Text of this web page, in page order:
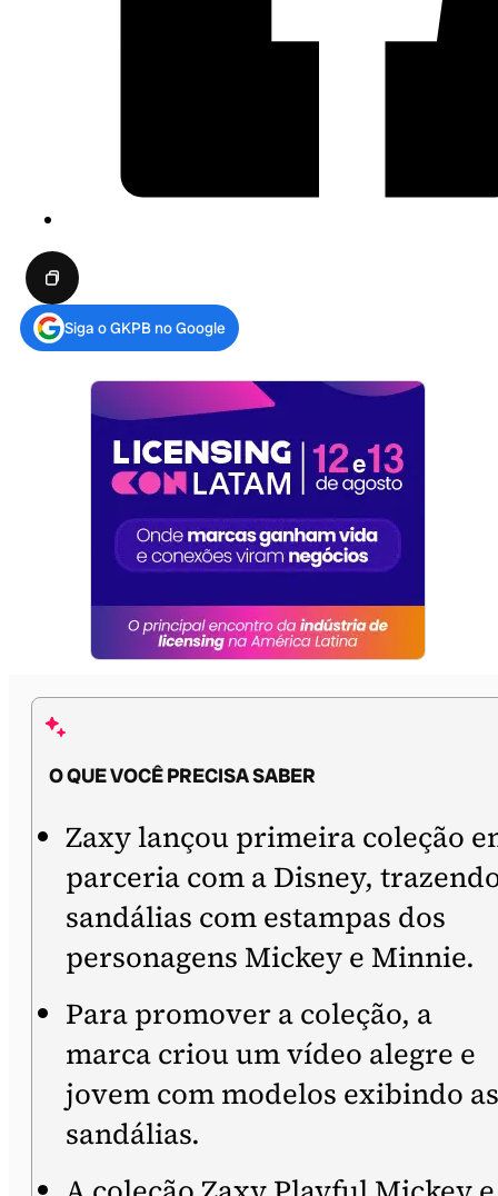
Siga o GKPB no Google
O QUE VOCÊ PRECISA SABER
Zaxy lançou primeira coleção
parceria com a Disney,
sandálias com estampas dos
personagens Mickey e Minnie.
Para promover a coleção, a
marca criou um vídeo alegre e
jovem com modelos exibindo as
sandálias.